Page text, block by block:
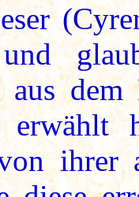
aus
erwählt
ihrer